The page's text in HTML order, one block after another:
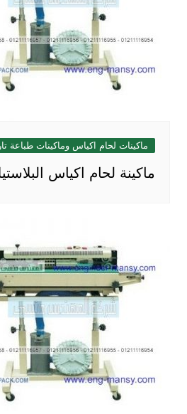
ماكينات لحام اكياس وماكينات طباعة
ماكينة لحام اكياس